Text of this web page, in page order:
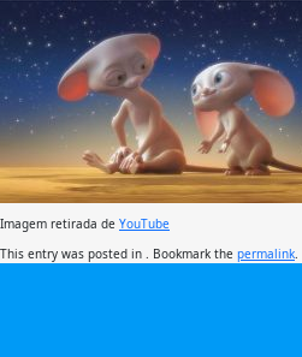
Imagem retirada de YouTube
This entry was posted in . Bookmark the permalink